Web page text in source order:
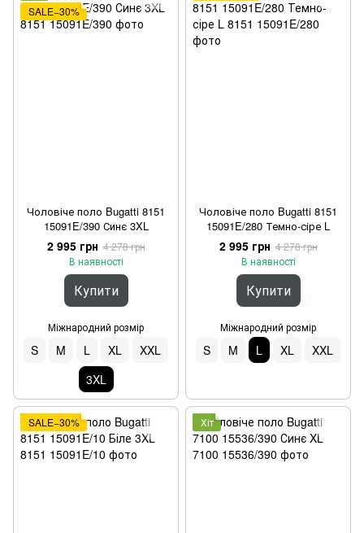
SALE−30%
Чоловіче поло Bugatti 8151
15091E/390 Синє 3XL
2 995 грн 4 278 грн
В наявності
Купити
Міжнародний розмір
S M L XL
XXL
3XL
Чоловіче поло Bugatti 8151
15091E/280 Темно-сіре L
2 995 грн 4 278 грн
В наявності
Купити
Міжнародний розмір
S M L XL XXL
SALE−30% Хіт